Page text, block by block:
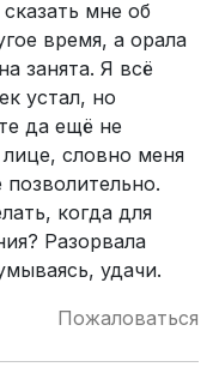
мне об
время, а орала
занята. Я всё
устал, но
да ещё не
словно меня
когда для
Разорвала
удачи.
Пожаловаться